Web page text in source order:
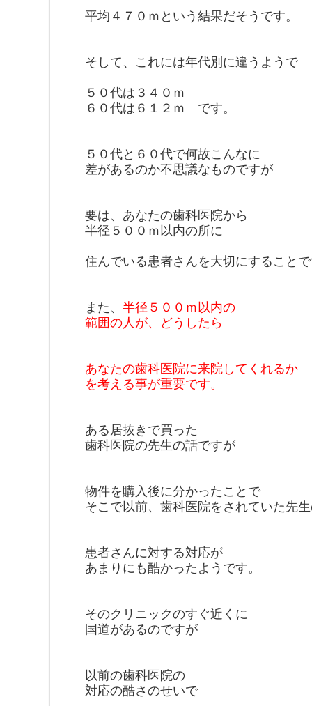
平均４７０ｍという結果だそうです。
そして、これには年代別に違うようで
５０代は３４０ｍ
６０代は６１２ｍ です。
５０代と６０代で何故こんなに
差があるのか不思議なものですが
要は、あなたの歯科医院から
半径５００ｍ以内の所に
住んでいる患者さんを大切にする こと
また、 半径５００ｍ以内の
範囲の人が、 どうしたら
あなたの歯科医院に来院してくれるか
を考える事が重要です。
ある居抜きで買った
歯科医院の先生の話ですが
物件を購入後に分かった ことで
そこで以前、歯科医院を されていた先
患者さんに対する対応が
あまりにも酷かったよう です。
そのクリニックのすぐ近くに
国道があるのですが
以前の歯科医院の
対応の酷さのせいで